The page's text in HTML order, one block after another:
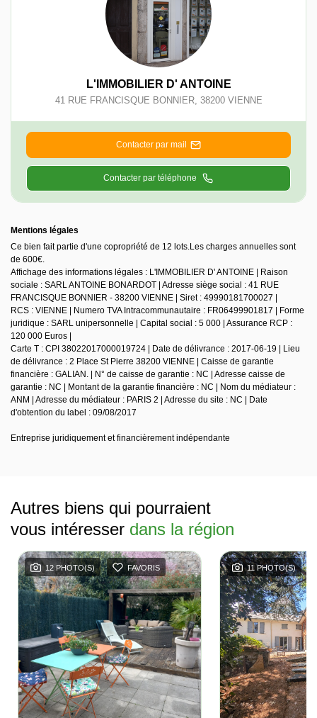
L'IMMOBILIER D' ANTOINE
41 RUE FRANCISQUE BONNIER, 38200 VIENNE
Contacter par mail
Contacter par téléphone
Mentions légales
Ce bien fait partie d'une copropriété de 12 lots.Les charges annuelles sont
de 600€.
Affichage des informations légales : L'IMMOBILIER D' ANTOINE | Raison
sociale : SARL ANTOINE BONARDOT | Adresse siège social : 41 RUE
FRANCISQUE BONNIER - 38200 VIENNE | Siret : 49990181700027 |
RCS : VIENNE | Numero TVA Intracommunautaire : FR06499901817 | Forme
juridique : SARL unipersonnelle | Capital social : 5 000 | Assurance RCP :
120 000 Euros |
Carte T : CPI 38022017000019724 | Date de délivrance : 2017-06-19 | Lieu
de délivrance : 2 Place St Pierre 38200 VIENNE | Caisse de garantie
financière : GALIAN. | N° de caisse de garantie : NC | Adresse caisse de
garantie : NC | Montant de la garantie financière : NC | Nom du médiateur :
ANM | Adresse du médiateur : PARIS 2 | Adresse du site : NC | Date
d'obtention du label : 09/08/2017
Entreprise juridiquement et financièrement indépendante
Autres biens qui pourraient
vous intéresser dans la région
12 PHOTO(S) FAVORIS 11 PHOTO(S)